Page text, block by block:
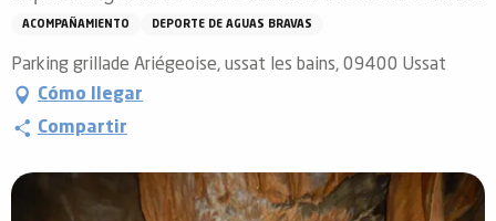
ACOMPAÑAMIENTO DEPORTE DE AGUAS BRAVAS
Parking grillade Ariégeoise, ussat les bains, 09400 Ussat
Cómo llegar
Compartir